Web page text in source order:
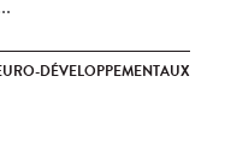
DÉVELOPPEMENTAUX